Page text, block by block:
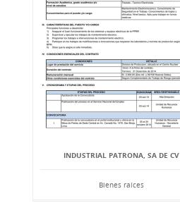
INDUSTRIAL PATRONA, SA DE CV
Bienes raíces